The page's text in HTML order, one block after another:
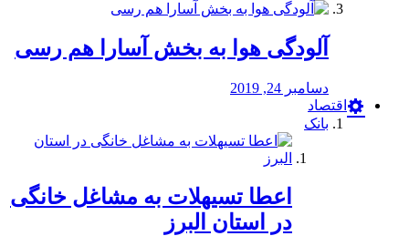
آلودگی هوا به بخش آسارا هم رسی
دسامبر 24, 2019
اقتصاد
بانک
️اعطا تسیهلات به مشاغل خانگی
در استان البرز